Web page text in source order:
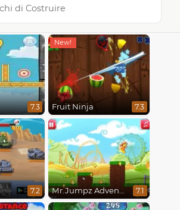
di Costruire
7.3 Fruit Ninja 7.3
7.2 Mr.Jumpz Adventureland 7.1